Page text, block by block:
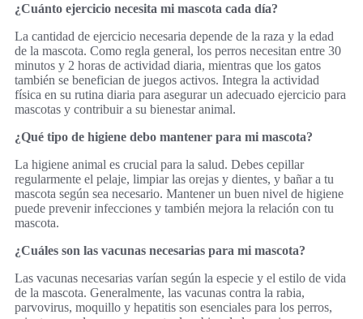
¿Cuánto ejercicio necesita mi mascota cada día?
La cantidad de ejercicio necesaria depende de la raza y la edad
de la mascota. Como regla general, los perros necesitan entre 30
minutos y 2 horas de actividad diaria, mientras que los gatos
también se benefician de juegos activos. Integra la actividad
física en su rutina diaria para asegurar un adecuado ejercicio para
mascotas y contribuir a su bienestar animal.
¿Qué tipo de higiene debo mantener para mi mascota?
La higiene animal es crucial para la salud. Debes cepillar
regularmente el pelaje, limpiar las orejas y dientes, y bañar a tu
mascota según sea necesario. Mantener un buen nivel de higiene
puede prevenir infecciones y también mejora la relación con tu
mascota.
¿Cuáles son las vacunas necesarias para mi mascota?
Las vacunas necesarias varían según la especie y el estilo de vida
de la mascota. Generalmente, las vacunas contra la rabia,
parvovirus, moquillo y hepatitis son esenciales para los perros,